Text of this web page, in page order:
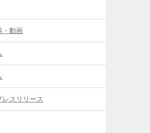
・動画
スリリース